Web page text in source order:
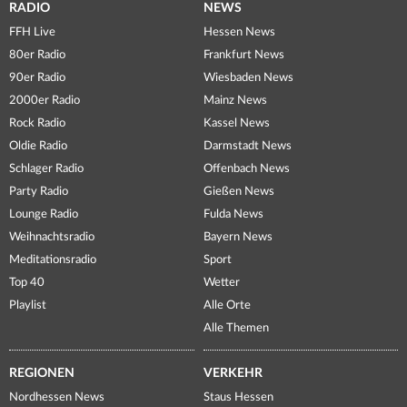
RADIO
FFH Live
80er Radio
90er Radio
2000er Radio
Rock Radio
Oldie Radio
Schlager Radio
Party Radio
Lounge Radio
Weihnachtsradio
Meditationsradio
Top 40
Playlist
NEWS
Hessen News
Frankfurt News
Wiesbaden News
Mainz News
Kassel News
Darmstadt News
Offenbach News
Gießen News
Fulda News
Bayern News
Sport
Wetter
Alle Orte
Alle Themen
REGIONEN
Nordhessen News
VERKEHR
Staus Hessen